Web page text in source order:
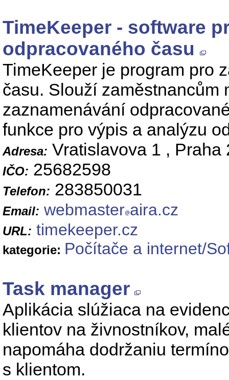
TimeKeeper - software
odpracovaného času
TimeKeeper je program pro
času. Slouží zaměstnancům
zaznamenávání
funkce pro výpis a analýzu
Adresa: Vratislavova 1 , Praha
IČO: 25682598
Telefon: 283850031
Email: webmaster aira.cz
URL: timekeeper.cz
kategorie: Počítače a internet/
Task manager
Aplikácia slúžiaca na
klientov na živnostníkov,
napomáha dodržaniu
s klientom.